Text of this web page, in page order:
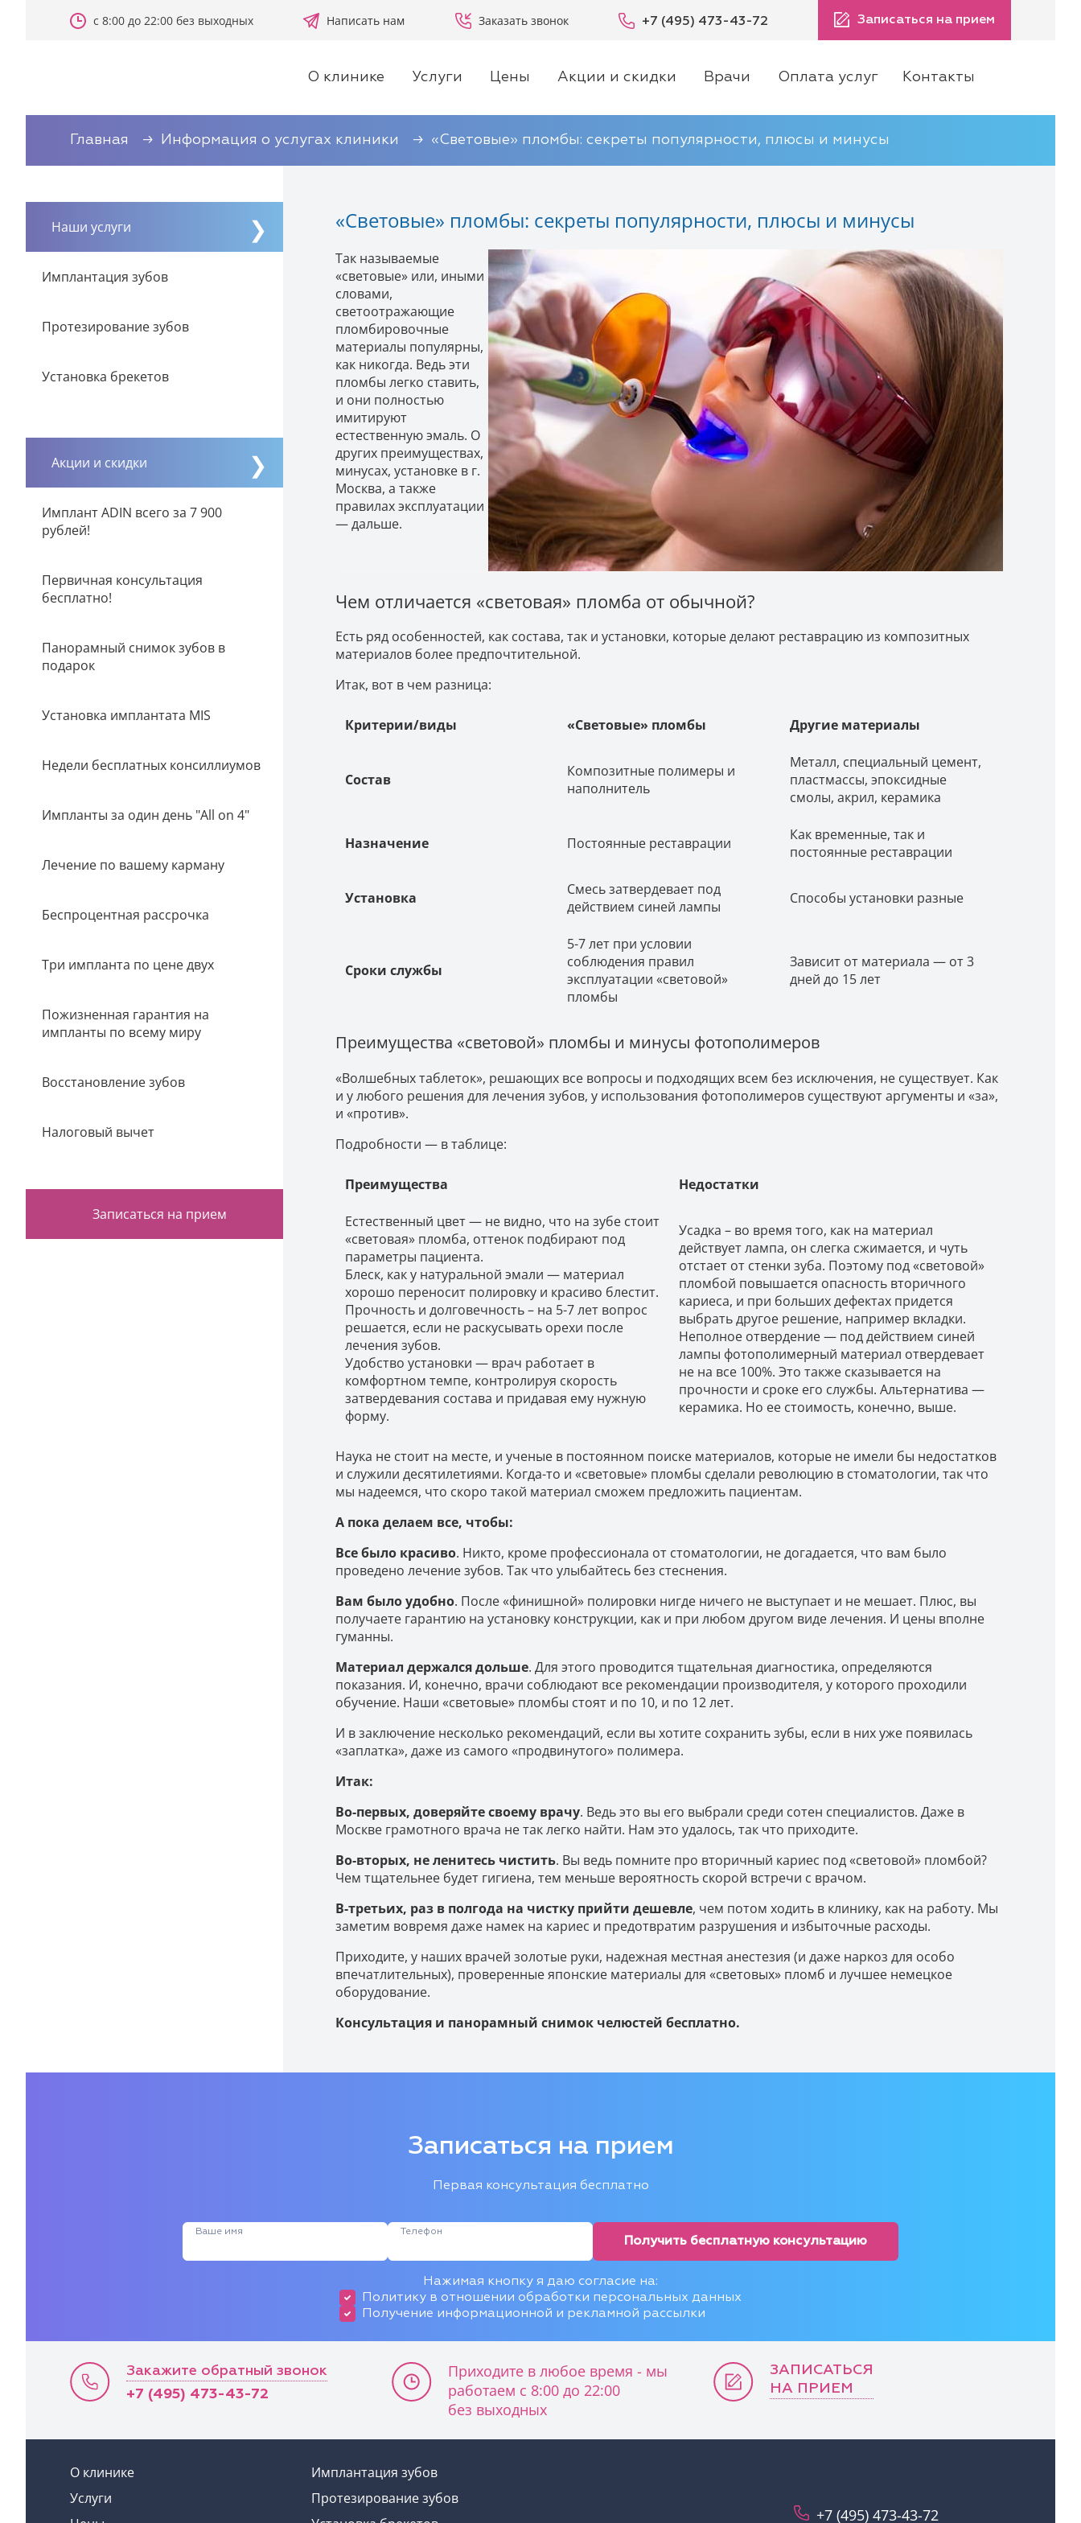
с 8:00 до 22:00 без выходных Написать нам Заказать звонок +7 (495) 473-43-72 Записаться на прием
О клинике Услуги Цены Акции и скидки Врачи Оплата услуг Контакты
Главная Информация о услугах клиники «Световые» пломбы: секреты популярности, плюсы и минусы
Наши услуги
Имплантация зубов
Протезирование зубов
Установка брекетов
Акции и скидки
Имплант ADIN всего за 7 900
рублей!
Первичная консультация
бесплатно!
Панорамный снимок зубов в
подарок
Установка имплантата MIS
Недели бесплатных консиллиумов
Импланты за один день "All on 4"
Лечение по вашему карману
Беспроцентная рассрочка
Три импланта по цене двух
Пожизненная гарантия на
импланты по всему миру
Восстановление зубов
Налоговый вычет
Записаться на прием
«Световые» пломбы: секреты популярности, плюсы и минусы
Так называемые
«световые» или, иными
словами,
светоотражающие
пломбировочные
материалы популярны,
как никогда. Ведь эти
пломбы легко ставить,
и они полностью
имитируют
естественную эмаль. О
других преимуществах,
минусах, установке в г.
Москва, а также
правилах эксплуатации
— дальше.
Чем отличается «световая» пломба от обычной?
Есть ряд особенностей, как состава, так и установки, которые делают реставрацию из композитных
материалов более предпочтительной.
Итак, вот в чем разница:
Критерии/виды «Световые» пломбы Другие материалы
Состав
Композитные полимеры и
наполнитель
Металл, специальный цемент,
пластмассы, эпоксидные
смолы, акрил, керамика
Назначение Постоянные реставрации
Как временные, так и
постоянные реставрации
Установка
Смесь затвердевает под
действием синей лампы
Способы установки разные
Сроки службы
5-7 лет при условии
соблюдения правил
эксплуатации «световой»
пломбы
Зависит от материала — от 3
дней до 15 лет
Преимущества «световой» пломбы и минусы фотополимеров
«Волшебных таблеток», решающих все вопросы и подходящих всем без исключения, не существует. Как
и у любого решения для лечения зубов, у использования фотополимеров существуют аргументы и «за»,
и «против».
Подробности — в таблице:
Преимущества Недостатки
Естественный цвет — не видно, что на зубе стоит
«световая» пломба, оттенок подбирают под
параметры пациента.
Блеск, как у натуральной эмали — материал
хорошо переносит полировку и красиво блестит.
Прочность и долговечность – на 5-7 лет вопрос
решается, если не раскусывать орехи после
лечения зубов.
Удобство установки — врач работает в
комфортном темпе, контролируя скорость
затвердевания состава и придавая ему нужную
форму.
Усадка – во время того, как на материал
действует лампа, он слегка сжимается, и чуть
отстает от стенки зуба. Поэтому под «световой»
пломбой повышается опасность вторичного
кариеса, и при больших дефектах придется
выбрать другое решение, например вкладки.
Неполное отвердение — под действием синей
лампы фотополимерный материал отвердевает
не на все 100%. Это также сказывается на
прочности и сроке его службы. Альтернатива —
керамика. Но ее стоимость, конечно, выше.
Наука не стоит на месте, и ученые в постоянном поиске материалов, которые не имели бы недостатков
и служили десятилетиями. Когда-то и «световые» пломбы сделали революцию в стоматологии, так что
мы надеемся, что скоро такой материал сможем предложить пациентам.
А пока делаем все, чтобы:
Все было красиво. Никто, кроме профессионала от стоматологии, не догадается, что вам было
проведено лечение зубов. Так что улыбайтесь без стеснения.
Вам было удобно. После «финишной» полировки нигде ничего не выступает и не мешает. Плюс, вы
получаете гарантию на установку конструкции, как и при любом другом виде лечения. И цены вполне
гуманны.
Материал держался дольше. Для этого проводится тщательная диагностика, определяются
показания. И, конечно, врачи соблюдают все рекомендации производителя, у которого проходили
обучение. Наши «световые» пломбы стоят и по 10, и по 12 лет.
И в заключение несколько рекомендаций, если вы хотите сохранить зубы, если в них уже появилась
«заплатка», даже из самого «продвинутого» полимера.
Итак:
Во-первых, доверяйте своему врачу. Ведь это вы его выбрали среди сотен специалистов. Даже в
Москве грамотного врача не так легко найти. Нам это удалось, так что приходите.
Во-вторых, не ленитесь чистить. Вы ведь помните про вторичный кариес под «световой» пломбой?
Чем тщательнее будет гигиена, тем меньше вероятность скорой встречи с врачом.
В-третьих, раз в полгода на чистку прийти дешевле, чем потом ходить в клинику, как на работу. Мы
заметим вовремя даже намек на кариес и предотвратим разрушения и избыточные расходы.
Приходите, у наших врачей золотые руки, надежная местная анестезия (и даже наркоз для особо
впечатлительных), проверенные японские материалы для «световых» пломб и лучшее немецкое
оборудование.
Консультация и панорамный снимок челюстей бесплатно.
Записаться на прием
Первая консультация бесплатно
Ваше имя Телефон
Получить бесплатную консультацию
Нажимая кнопку я даю согласие на:
Политику в отношении обработки персональных данных
Получение информационной и рекламной рассылки
Закажите обратный звонок
+7 (495) 473-43-72
Приходите в любое время - мы
работаем с 8:00 до 22:00
без выходных
ЗАПИСАТЬСЯ
НА ПРИЕМ
О клинике
Услуги
Имплантация зубов
Протезирование зубов
+7 (495) 473-43-72